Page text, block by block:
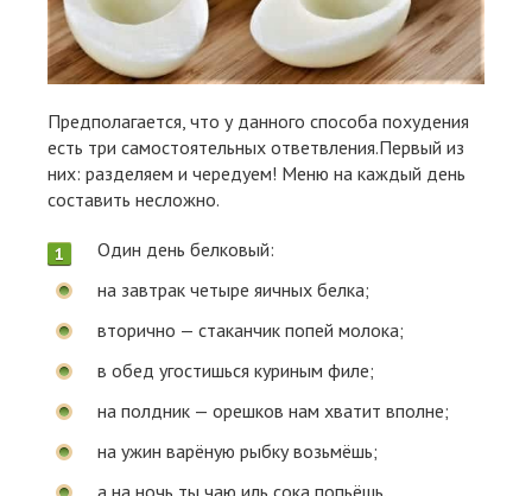
Предполагается, что у данного способа похудения
есть три самостоятельных ответвления.Первый из
них: разделяем и чередуем! Меню на каждый день
составить несложно.
Один день белковый:
на завтрак четыре яичных белка;
вторично — стаканчик попей молока;
в обед угостишься куриным филе;
на полдник — орешков нам хватит вполне;
на ужин варёную рыбку возьмёшь;